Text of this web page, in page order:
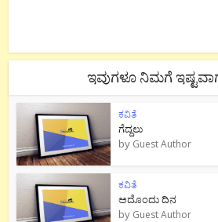
ಇವುಗಳೂ ನಿಮಗೆ
ಕವಿತೆ
ಗೆದ್ದಲು
by Guest Author
ಕವಿತೆ
ಅದೊಂದು ದಿನ
by Guest Author